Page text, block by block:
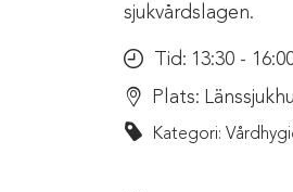
sjukvårdslagen.
Tid: 13:30 -
Plats:
Kategori: